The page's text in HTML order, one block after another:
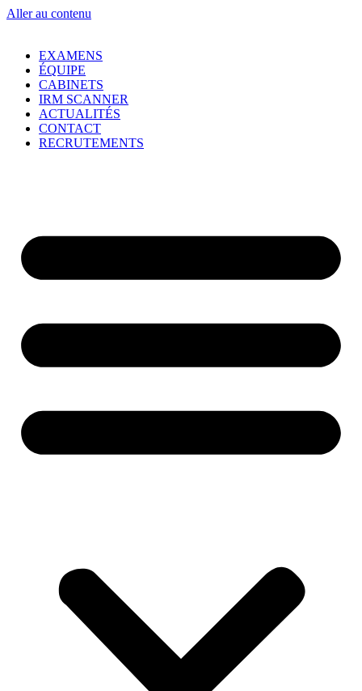
Aller au contenu
EXAMENS
ÉQUIPE
CABINETS
IRM SCANNER
ACTUALITÉS
CONTACT
RECRUTEMENTS